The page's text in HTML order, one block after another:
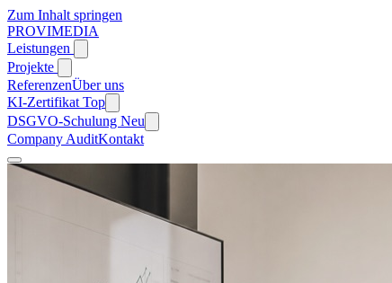
Zum Inhalt springen
PROVIMEDIA
Leistungen
Projekte
ReferenzenÜber uns
KI-Zertifikat Top
DSGVO-Schulung Neu
Company AuditKontakt